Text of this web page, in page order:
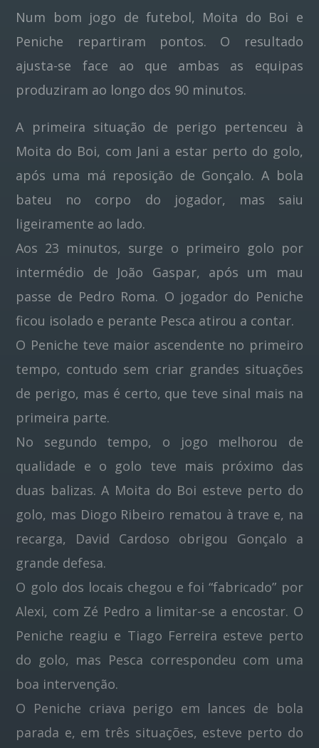
Pinterest
Num bom jogo de futebol, Moita do Boi e
Peniche repartiram pontos. O resultado
ajusta-se face ao que ambas as equipas
produziram ao longo dos 90 minutos.
A primeira situação de perigo pertenceu à
Moita do Boi, com Jani a estar perto do golo,
após uma má reposição de Gonçalo. A bola
bateu no corpo do jogador, mas saiu
ligeiramente ao lado.
Aos 23 minutos, surge o primeiro golo por
intermédio de João Gaspar, após um mau
passe de Pedro Roma. O jogador do Peniche
ficou isolado e perante Pesca atirou a contar.
O Peniche teve maior ascendente no primeiro
tempo, contudo sem criar grandes situações
de perigo, mas é certo, que teve sinal mais na
primeira parte.
No segundo tempo, o jogo melhorou de
qualidade e o golo teve mais próximo das
duas balizas. A Moita do Boi esteve perto do
golo, mas Diogo Ribeiro rematou à trave e, na
recarga, David Cardoso obrigou Gonçalo a
grande defesa.
O golo dos locais chegou e foi “fabricado” por
Alexi, com Zé Pedro a limitar-se a encostar. O
Peniche reagiu e Tiago Ferreira esteve perto
do golo, mas Pesca correspondeu com uma
boa intervenção.
O Peniche criava perigo em lances de bola
parada e, em três situações, esteve perto do